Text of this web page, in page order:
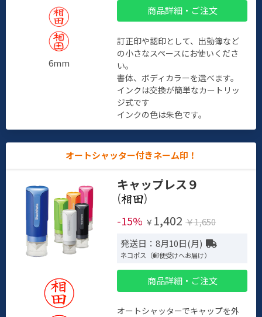
6mm
商品詳細・ご注文
訂正印や認印として、出勤簿など
の小さなスペースにお使いくださ
い。
書体、ボディカラーを選べます。
インクは交換が簡単なカートリッ
ジ式です
インクの色は朱色です。
オートシャッター付きネーム印！
キャップレス９
(
)
-15% ￥ 1,402 ￥1,650
発送日：8月10日(月)
ネコポス（郵便受けへお届け）
商品詳細・ご注文
オートシャッターでキャップを外